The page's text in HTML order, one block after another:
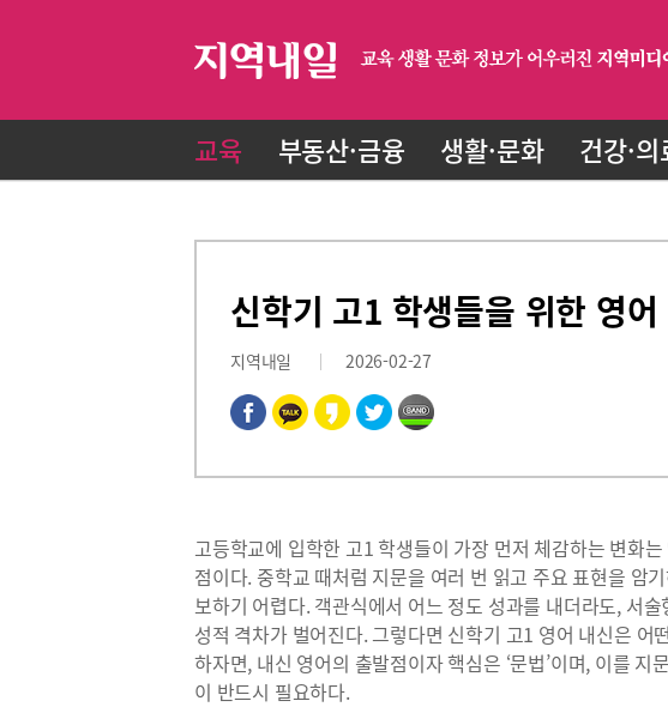
교육 부동산·금융 생활·문화 건강·의
신학기 고1 학생들을 위한 영
지역내일 2026-02-27
고등학교에 입학한 고1 학생들이 가장 먼저 체감하는 변화
점이다. 중학교 때처럼 지문을 여러 번 읽고 주요 표현을 암
보하기 어렵다. 객관식에서 어느 정도 성과를 내더라도, 서
성적 격차가 벌어진다. 그렇다면 신학기 고1 영어 내신은 어
하자면, 내신 영어의 출발점이자 핵심은 ‘문법’이며, 이를
이 반드시 필요하다.